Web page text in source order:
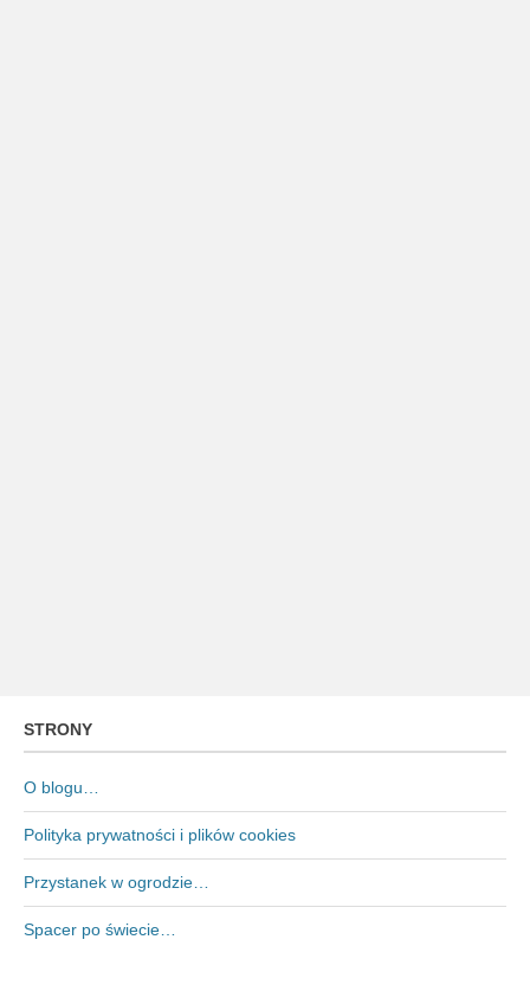
STRONY
O blogu…
Polityka prywatności i plików cookies
Przystanek w ogrodzie…
Spacer po świecie…